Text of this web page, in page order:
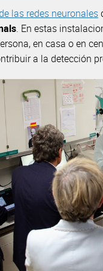
las redes neuronales
. En estas
en casa o en
a la detección